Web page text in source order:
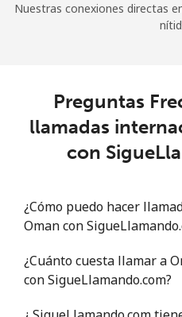
Nuestras conexiones directas
Preguntas
llamadas
con
¿Cómo puedo hacer
Oman con
¿Cuánto cuesta llamar a
con SigueLlamando.com?